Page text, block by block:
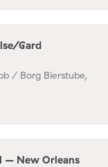
Gard
/ Borg Bierstube,
– New Orleans